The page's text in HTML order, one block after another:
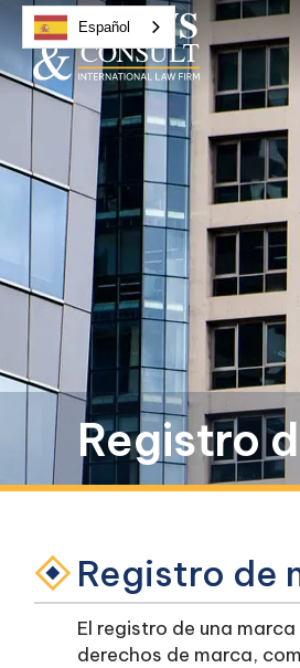
Registro
Registro de
El registro de una
derechos de marca,
Español